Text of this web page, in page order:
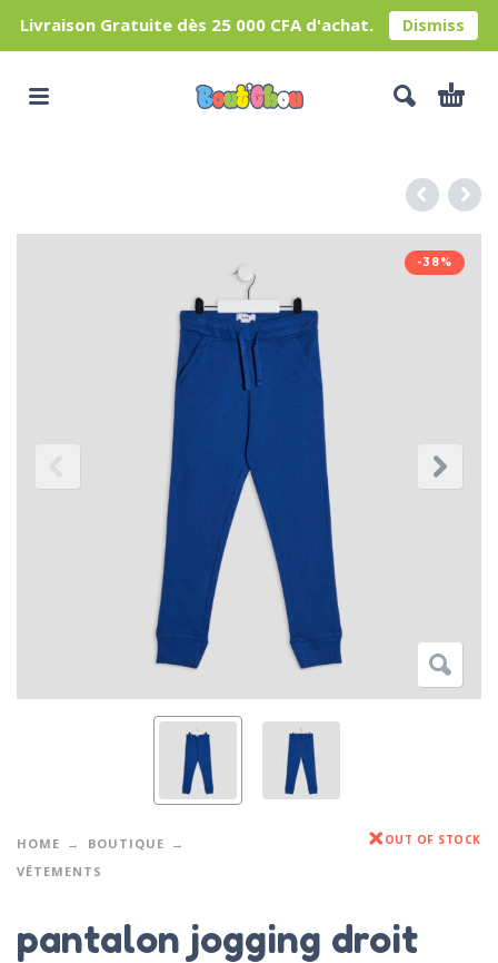
Livraison Gratuite dès 25 000 CFA d'achat. Dismiss
-38%
HOME
BOUTIQUE
VÊTEMENTS
OUT OF STOCK
pantalon jogging droit